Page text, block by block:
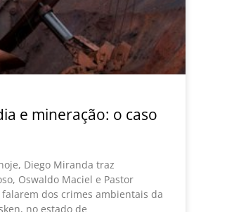
e mineração: o caso
Diego Miranda traz
Oswaldo Maciel e Pastor
dos crimes ambientais da
no estado de